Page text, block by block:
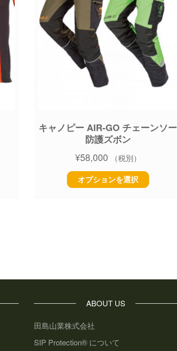
キャノピー AIR-GO チェーンソー
防護ズボン
¥58,000
（税別）
オプションを選択
ABOUT US
田島山業株式会社
SIP Protection® について